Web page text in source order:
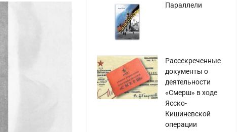
Параллели
Рассекреченные
документы о
деятельности
«Смерш» в ходе
Ясско-
Кишиневской
операции